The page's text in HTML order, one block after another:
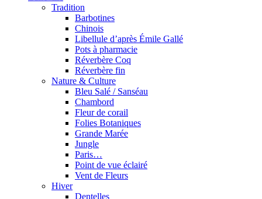
Tradition
Barbotines
Chinois
Libellule d’après Émile Gallé
Pots à pharmacie
Réverbère Coq
Réverbère fin
Nature & Culture
Bleu Salé / Sanséau
Chambord
Fleur de corail
Folies Botaniques
Grande Marée
Jungle
Paris…
Point de vue éclairé
Vent de Fleurs
Hiver
Dentelles